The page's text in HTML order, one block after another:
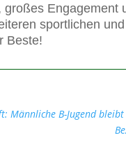
Engagement
sportlichen
Beste!
Männliche B-Jugend bleibt